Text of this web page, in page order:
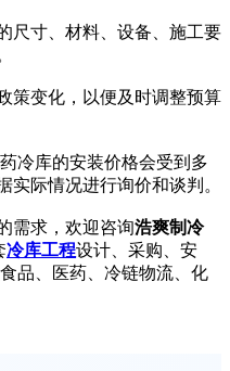
寸、材料、设备、施工要
变化，以便及时调整预算
库的安装价格会受到多
实际情况进行询价和谈判。
需求，欢迎咨询浩爽制冷
冷库工程设计、采购、安
品、医药、冷链物流、化